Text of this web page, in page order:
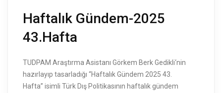
Haftalık Gündem-2025
43.Hafta
TUDPAM Araştırma Asistanı Görkem Berk Gedikli‘nin
hazırlayıp tasarladığı “Haftalık Gündem 2025 43.
Hafta” isimli Türk Dış Politikasının haftalık gündem